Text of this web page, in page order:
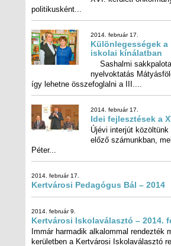
politikusként...
2014. február 17.
Különlegességek a
iskolai kínálatban
Sashalmi
nyelvoktatás
így lehetne összefoglalni a III....
2014. február 17.
Idei fejlesztések a
Újévi interjút közöltünk
előző számunkban, melyben Kovács
Péter...
2014. február 17.
Kertvárosi Pedagógus Bál – 2014
2014. február 9.
Kertvárosi Iskolaválasztó – 2014.
Immár harmadik alkalommal rendezték
kerületben a Kertvárosi Iskolaválasztó